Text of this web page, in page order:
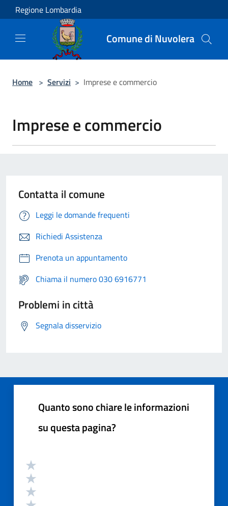
Salta al contenuto principale
Regione Lombardia
Comune di Nuvolera
Home > Servizi > Imprese e commercio
Imprese e commercio
Contatta il comune
Leggi le domande frequenti
Richiedi Assistenza
Prenota un appuntamento
Chiama il numero 030 6916771
Problemi in città
Segnala disservizio
Quanto sono chiare le informazioni
su questa pagina?